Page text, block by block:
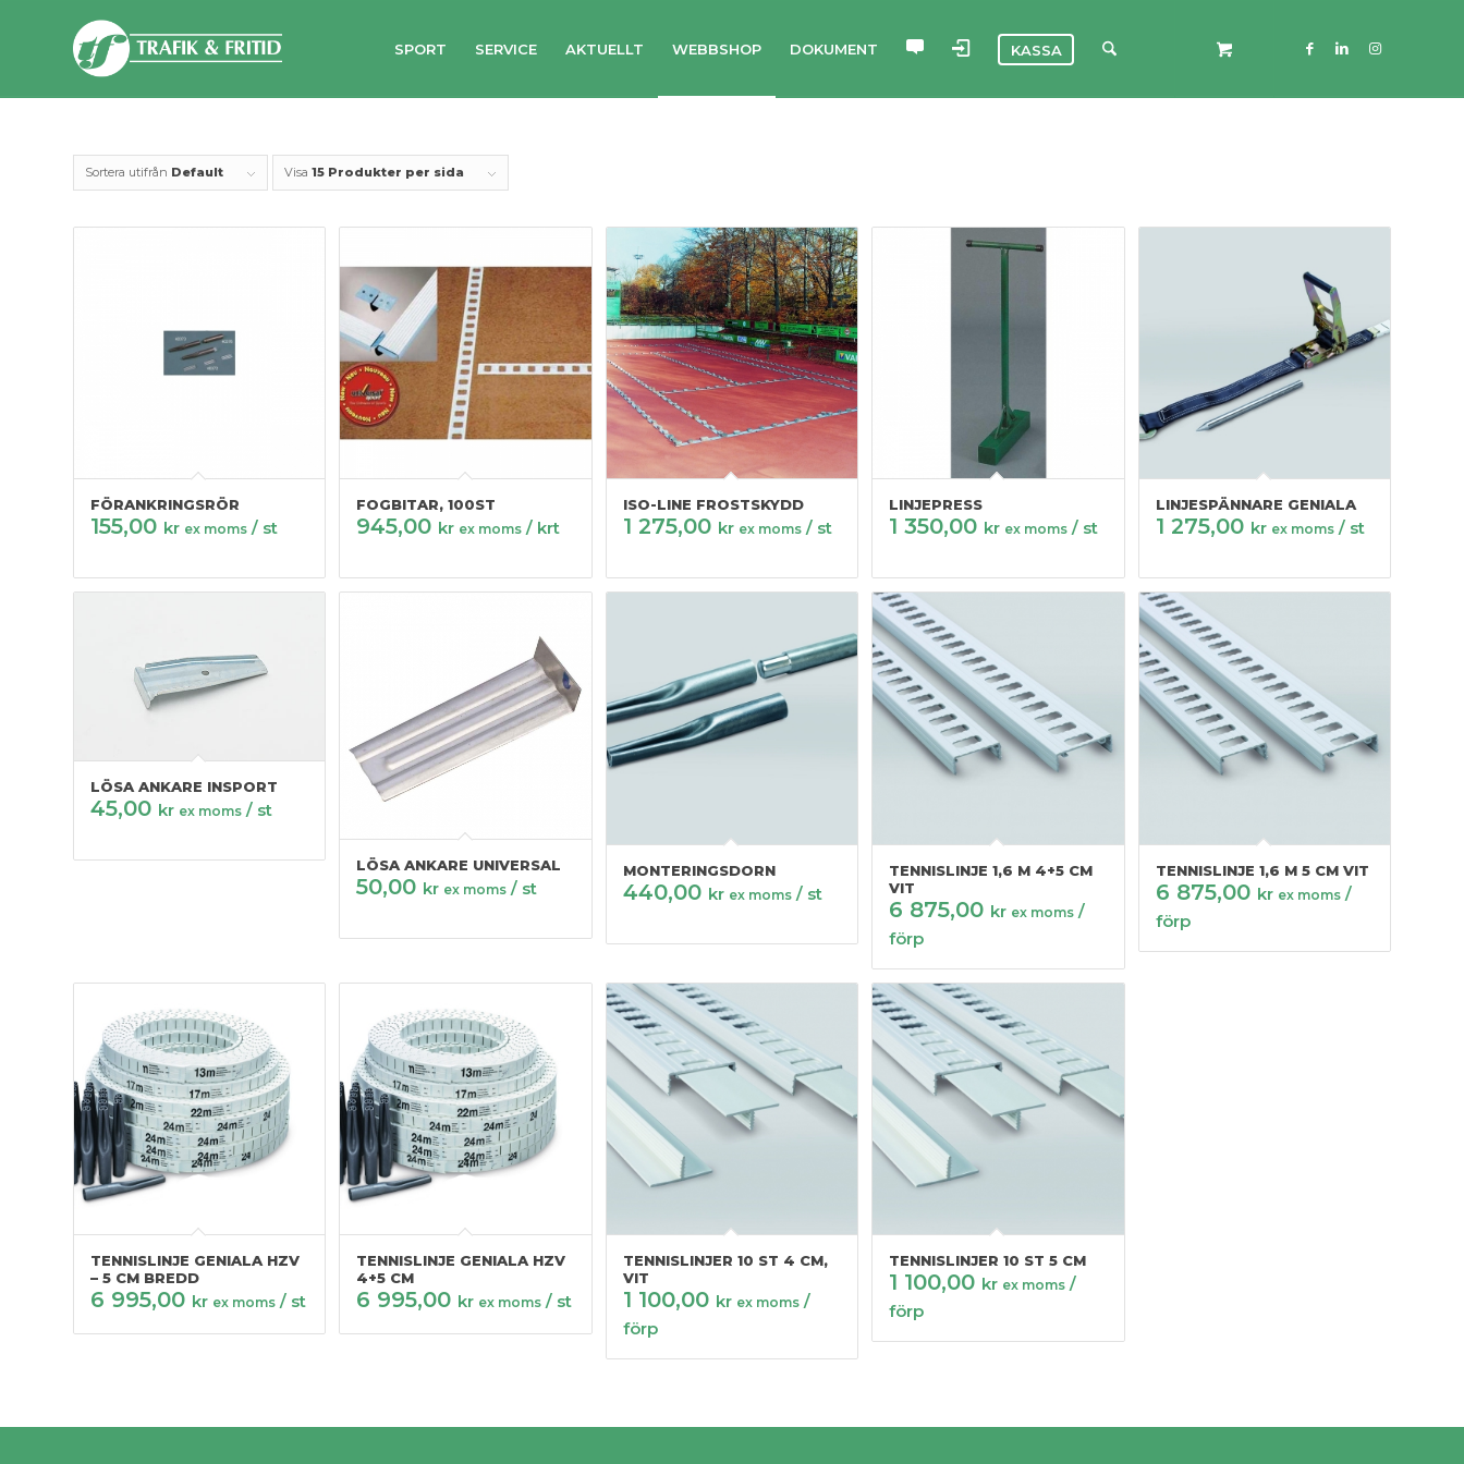
SPORT SERVICE AKTUELLT WEBBSHOP DOKUMENT KASSA
Sortera utifrån Default Visa 15 Produkter per sida
FÖRANKRINGSRÖR
155,00 kr ex moms / st
FOGBITAR, 100ST
945,00 kr ex moms / krt
ISO-LINE FROSTSKYDD
1 275,00 kr ex moms / st
LINJEPRESS
1 350,00 kr ex moms / st
LINJESPÄNNARE GENIALA
1 275,00 kr ex moms / st
LÖSA ANKARE INSPORT
45,00 kr ex moms / st
LÖSA ANKARE UNIVERSAL
50,00 kr ex moms / st
MONTERINGSDORN
440,00 kr ex moms / st
TENNISLINJE 1,6 M 4+5 CM
VIT
6 875,00 kr ex moms /
förp
TENNISLINJE 1,6 M 5 CM VIT
6 875,00 kr ex moms /
förp
TENNISLINJE GENIALA HZV
– 5 CM BREDD
6 995,00 kr ex moms / st
TENNISLINJE GENIALA HZV
4+5 CM
6 995,00 kr ex moms / st
TENNISLINJER 10 ST 4 CM,
VIT
1 100,00 kr ex moms /
förp
TENNISLINJER 10 ST 5 CM
1 100,00 kr ex moms /
förp